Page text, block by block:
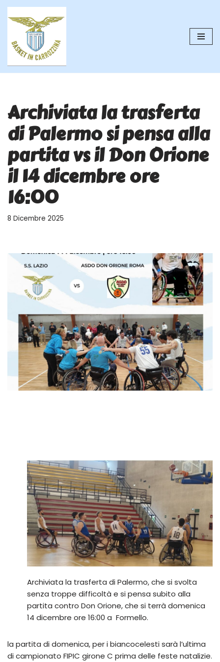
contenuto
Archiviata la trasferta
di Palermo si pensa alla
partita vs il Don Orione
il 14 dicembre ore
16:00
8 Dicembre 2025
Archiviata la trasferta di Palermo, che si svolta
senza troppe difficoltà e si pensa subito alla
partita contro Don Orione, che si terrà domenica
14 dicembre ore 16:00 a Formello.
la partita di domenica, per i biancocelesti sarà l’ultima
di campionato FIPIC girone C prima delle feste natalizie.